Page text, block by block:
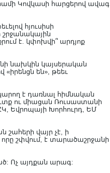
Կովկասի հարցերով ավագ
հյուսիսի
շրջանակային
է. կփոխվի՞ արդյոք
նախկին կայսերական
են», թեեւ
է դառնալ հիմնական
ու միացան Ռուսաստանի
Եվրոպայի Խորհուրդ, ԵՄ
վայր չէ, ի
շփվում, է տարածաշրջանի
Ոչ այդքան արագ: